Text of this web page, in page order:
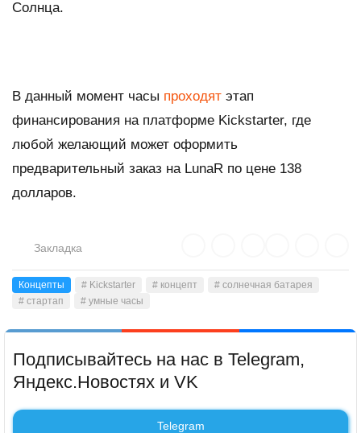
Солнца.
В данный момент часы проходят этап
финансирования на платформе Kickstarter, где
любой желающий может оформить
предварительный заказ на LunaR по цене 138
долларов.
Закладка
Концепты # Kickstarter # концепт
# солнечная батарея
# стартап
# умные часы
Подписывайтесь на нас в Telegram,
Яндекс.Новостях и VK
Telegram